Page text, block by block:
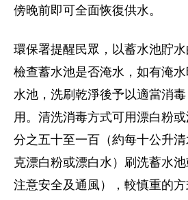
傍晚前即可全面恢復供水。
環保署提醒民眾，以蓄水池貯
檢查蓄水池是否淹水，如有淹
水池，洗刷乾淨後予以適當消
用。清洗消毒方式可用漂白粉
分之五十至一百（約每十公升
克漂白粉或漂白水）刷洗蓄水
注意安全及通風），較慎重的